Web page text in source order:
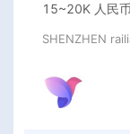
15~20K 人民
SHENZHEN